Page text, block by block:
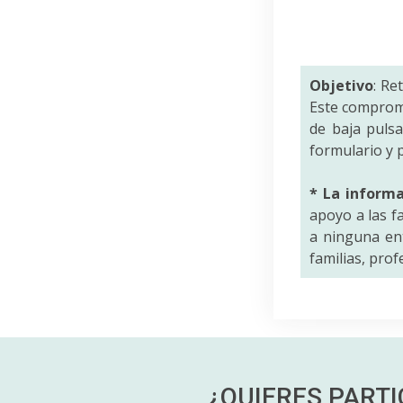
Objetivo:
Este
de baja
formulario y
* La
apoyo a las
a ninguna
familias,
¿QUIERES